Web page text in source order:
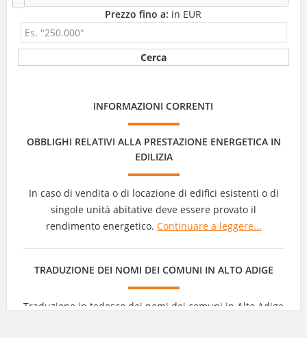
Prezzo fino a: in EUR
INFORMAZIONI CORRENTI